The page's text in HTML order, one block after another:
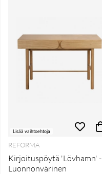
Lisää vaihtoehtoja
REFORMA
Kirjoituspöytä 'Lövhamn' -
Luonnonvärinen